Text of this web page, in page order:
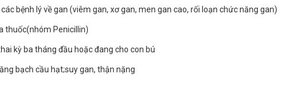
bệnh lý về gan (viêm gan, xơ gan, men gan cao, rối loạn chức năng gan)
thuốc(nhóm Penicillin)
kỳ ba tháng đầu hoặc đang cho con bú
bạch cầu hạt;suy gan, thận nặng